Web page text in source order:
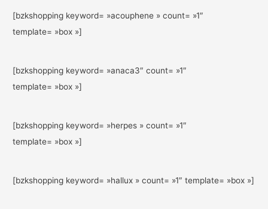
[bzkshopping keyword= »acouphene » count= »1″
template= »box »]
[bzkshopping keyword= »anaca3″ count= »1″
template= »box »]
[bzkshopping keyword= »herpes » count= »1″
template= »box »]
[bzkshopping keyword= »hallux » count= »1″ template= »box »]